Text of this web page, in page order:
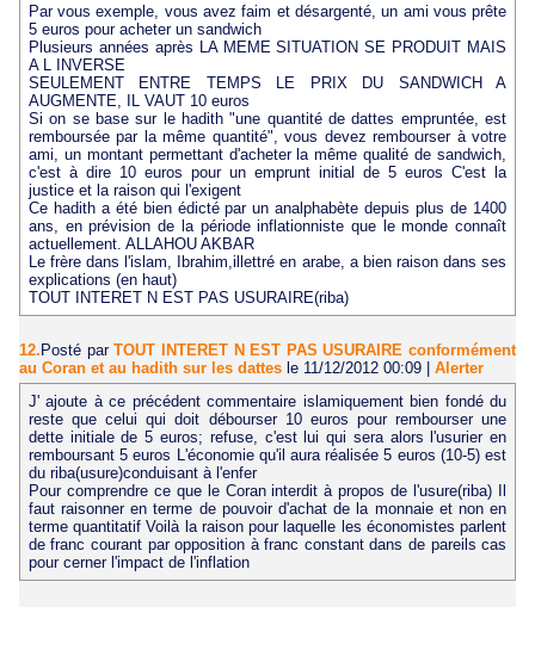
Par vous exemple, vous avez faim et désargenté, un ami vous prête
5 euros pour acheter un sandwich
Plusieurs années après LA MEME SITUATION SE PRODUIT MAIS
A L INVERSE
SEULEMENT ENTRE TEMPS LE PRIX DU SANDWICH A
AUGMENTE, IL VAUT 10 euros
Si on se base sur le hadith "une quantité de dattes empruntée, est
remboursée par la même quantité", vous devez rembourser à votre
ami, un montant permettant d'acheter la même qualité de sandwich,
c'est à dire 10 euros pour un emprunt initial de 5 euros C'est la
justice et la raison qui l'exigent
Ce hadith a été bien édicté par un analphabète depuis plus de 1400
ans, en prévision de la période inflationniste que le monde connaît
actuellement. ALLAHOU AKBAR
Le frère dans l'islam, Ibrahim,illettré en arabe, a bien raison dans ses
explications (en haut)
TOUT INTERET N EST PAS USURAIRE(riba)
12. Posté parTOUT INTERET N EST PAS USURAIRE conformément
au Coran et au hadith sur les dattes le 11/12/2012 00:09
Alerter
J' ajoute à ce précédent commentaire islamiquement bien fondé du
reste que celui qui doit débourser 10 euros pour rembourser une
dette initiale de 5 euros; refuse, c'est lui qui sera alors l'usurier en
remboursant 5 euros L'économie qu'il aura réalisée 5 euros (10-5) est
du riba(usure)conduisant à l'enfer
Pour comprendre ce que le Coran interdit à propos de l'usure(riba) Il
faut raisonner en terme de pouvoir d'achat de la monnaie et non en
terme quantitatif Voilà la raison pour laquelle les économistes parlent
de franc courant par opposition à franc constant dans de pareils cas
pour cerner l'impact de l'inflation